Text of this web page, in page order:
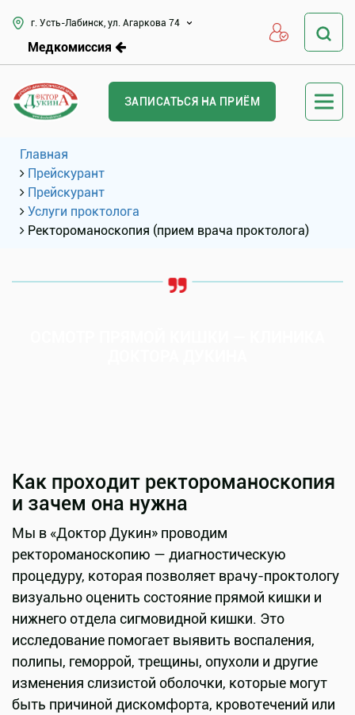
г. Усть-Лабинск, ул. Агаркова 74
Медкомиссия
ЗАПИСАТЬСЯ НА ПРИЁМ
Главная
Прейскурант
Прейскурант
Услуги проктолога
Ректороманоскопия (прием врача проктолога)
Как проходит ректороманоскопия
и зачем она нужна
Мы в «Доктор Дукин» проводим
ректороманоскопию — диагностическую
процедуру, которая позволяет врачу-проктологу
визуально оценить состояние прямой кишки и
нижнего отдела сигмовидной кишки. Это
исследование помогает выявить воспаления,
полипы, геморрой, трещины, опухоли и другие
изменения слизистой оболочки, которые могут
быть причиной дискомфорта, кровотечений или